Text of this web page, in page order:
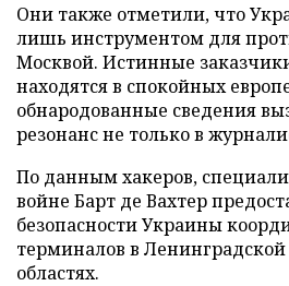
Они также отметили, что
лишь инструментом для
Москвой. Истинные
находятся в спокойных
обнародованные сведения
резонанс не только в
По данным хакеров,
войне Барт де Вахтер
безопасности Украины
терминалов в
областях.